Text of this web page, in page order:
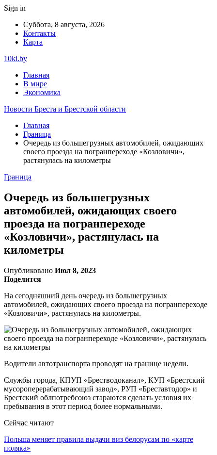
Sign in
Суббота, 8 августа, 2026
Контакты
Карта
10ki.by
Главная
В мире
Экономика
Новости Бреста и Брестской области
Главная
Граница
Очередь из большегрузных автомобилей, ожидающих
своего проезда на погранпереходе «Козловичи»,
растянулась на километры
Граница
Очередь из большегрузных
автомобилей, ожидающих своего
проезда на погранпереходе
«Козловичи», растянулась на
километры
Опубликовано Июл 8, 2023
Поделится
На сегодняшний день очередь из большегрузных
автомобилей, ожидающих своего проезда на погранпереходе
«Козловичи», растянулась на километры.
Водители автотранспорта проводят на границе недели.
Службы города, КПУП «Брестводоканал», КУП «Брестский
мусороперерабатывающий завод», РУП «Бреставтодор» и
Брестский облпотребсоюз стараются сделать условия их
пребывания в этот период более нормальными.
Сейчас читают
Польша меняет правила выдачи виз белорусам по «карте
поляка»